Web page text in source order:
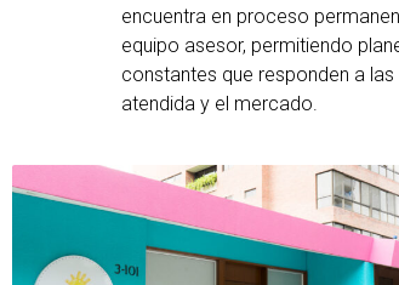
encuentra en proceso
equipo asesor, permitiendo
constantes que responden a
atendida y el mercado.